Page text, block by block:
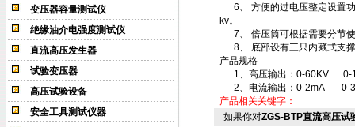
变压器容量测试仪
绝缘油介电强度测试仪
直流高压发生器
试验变压器
高压试验设备
安全工具测试仪器
6、 方便的过电压整定设置功
kv。
7、 倍压筒可根据需要分节
8、 底部设有三只内藏式支
产品规格
1、高压输出：0-60KV
2、电流输出：0-2mA
产品相关关键字：
如果你对ZGS-BTP直流高压试